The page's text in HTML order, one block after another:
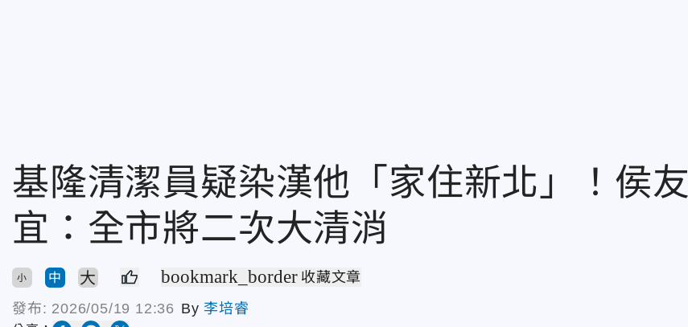
基隆清潔員疑染漢他「家住新北」！侯友
宜：全市將二次大清消
小 中 大 bookmark_border 收藏文章
發布: 2026/05/19 12:36 By 李培睿